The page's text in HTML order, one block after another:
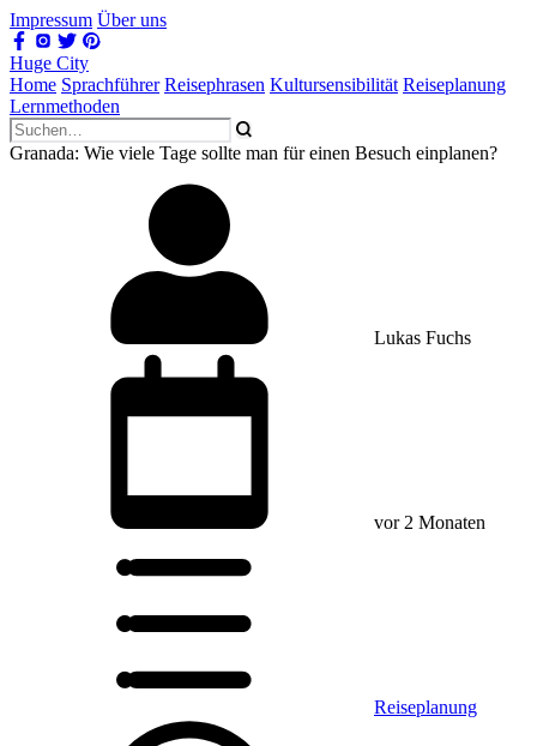
Impressum Über uns
Huge City
Home Sprachführer Reisephrasen Kultursensibilität Reiseplanung
Lernmethoden
Granada: Wie viele Tage sollte man für einen Besuch einplanen?
Lukas Fuchs
vor 2 Monaten
Reiseplanung